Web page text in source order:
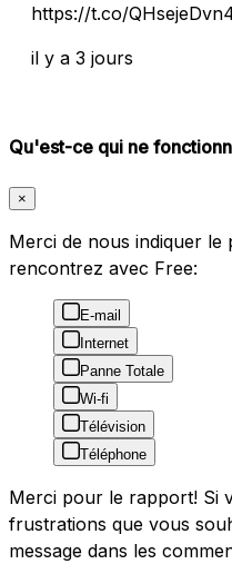
https://t.co/
il y a 3 jours
Qu'est-ce qui ne
×
Merci de nous indiquer le
rencontrez avec Free:
E-mail
Internet
Panne Totale
Wi-fi
Télévision
Téléphone
Merci pour le rapport! Si
frustrations que vous
message dans les